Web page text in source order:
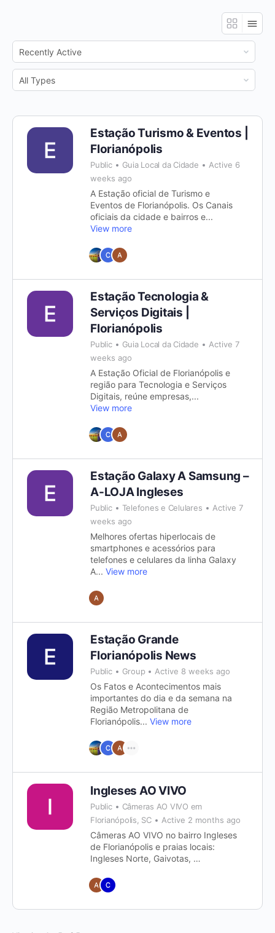
Order
By:
Order
By:
Estação Turismo & Eventos |
Florianópolis
Public Guia Local da Cidade
Active 6
weeks ago
A Estação oficial de Turismo e
Eventos de Florianópolis. Os Canais
oficiais da cidade e bairros e...
View more
Estação Tecnologia &
Serviços Digitais |
Florianópolis
Public Guia Local da Cidade
Active 7
weeks ago
A Estação Oficial de Florianópolis e
região para Tecnologia e Serviços
Digitais, reúne empresas,...
View more
Estação Galaxy A Samsung –
A-LOJA Ingleses
Public Telefones e Celulares
Active 7
weeks ago
Melhores ofertas hiperlocais de
smartphones e acessórios para
telefones e celulares da linha Galaxy
A... View more
Estação Grande
Florianópolis News
Public Group Active 8 weeks ago
Os Fatos e Acontecimentos mais
importantes do dia e da semana na
Região Metropolitana de
Florianópolis... View more
Ingleses AO VIVO
Public
Câmeras AO VIVO em
Florianópolis, SC
Active 2 months ago
Câmeras AO VIVO no bairro Ingleses
de Florianópolis e praias locais:
Ingleses Norte, Gaivotas, …